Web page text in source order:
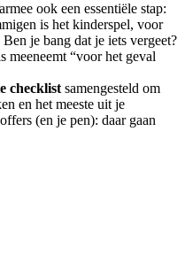
ook een essentiële stap:
is het kinderspel, voor
je bang dat je iets vergeet?
meeneemt “voor het geval
checklistsamengesteld om
en het meeste uit je
(en je pen): daar gaan